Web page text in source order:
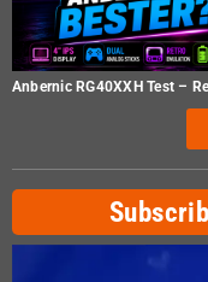
Anbernic RG40XXH Test –